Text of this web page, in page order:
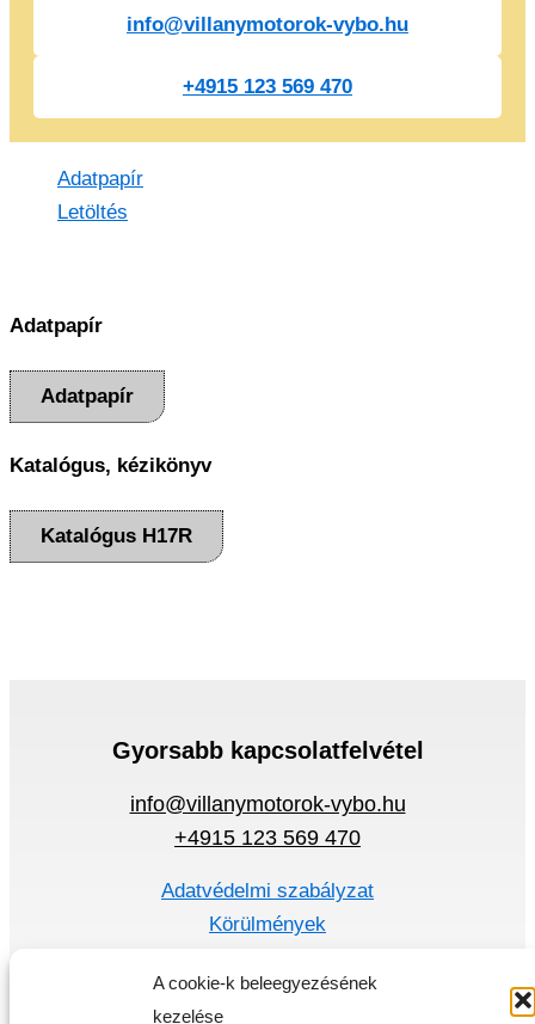
A cookie-k beleegyezésének
kezelése
info@villanymotorok-vybo.hu
+4915 123 569 470
Adatpapír
Letöltés
Adatpapír
Adatpapír
Katalógus, kézikönyv
Katalógus H17R
Gyorsabb kapcsolatfelvétel
info@villanymotorok-vybo.hu
+4915 123 569 470
Adatvédelmi szabályzat
Körülmények
Gyors menü